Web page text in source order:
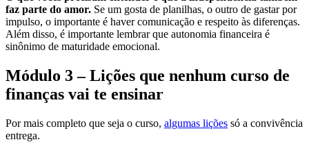
faz parte do amor. Se um gosta de planilhas, o outro de gastar por
impulso, o importante é haver comunicação e respeito às diferenças.
Além disso, é importante lembrar que autonomia financeira é
sinônimo de maturidade emocional.
Módulo 3 – Lições que nenhum curso de
finanças vai te ensinar
Por mais completo que seja o curso, algumas lições só a convivência
entrega.